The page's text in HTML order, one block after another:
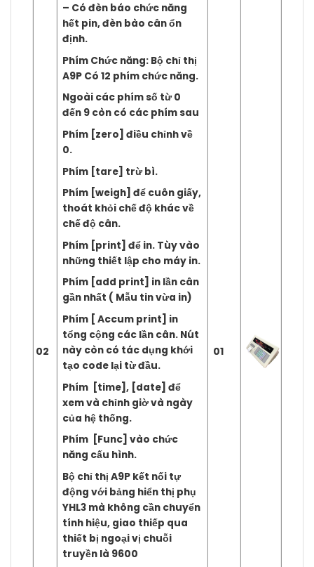
02
– Có đèn báo chức năng
hết pin, đèn bào cân ổn
định.
Phím Chức năng: Bộ chỉ thị
A9P Có 12 phím chức năng.
Ngoài các phím số từ 0
đến 9 còn có các phím sau
Phím [zero] điều chỉnh về
0.
Phím [tare] trừ bì.
Phím [weigh] để cuôn giấy,
thoát khỏi chế độ khác về
chế độ cân.
Phím [print] để in. Tùy vào
những thiết lập cho máy in.
Phím [add print] in lần cân
gần nhất ( Mẫu tin vừa in)
Phím [ Accum print] in
tổng cộng các lần cân. Nút
này còn có tác dụng khới
tạo code lại từ đầu.
Phím [time], [date] để
xem và chỉnh giờ và ngày
của hệ thống.
Phím [Func] vào chức
năng cấu hình.
Bộ chỉ thị A9P kết nối tự
động với bảng hiển thị phụ
YHL3 mà không cần chuyển
tính hiệu, giao thiếp qua
thiết bị ngoại vị chuỗi
truyền là 9600
01